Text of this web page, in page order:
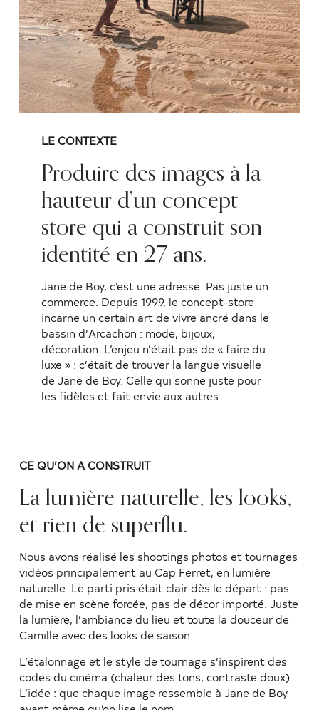
LE CONTEXTE
Produire des images à la
hauteur d’un concept-
store qui a construit son
identité en 27 ans.
Jane de Boy, c’est une adresse. Pas juste un
commerce. Depuis 1999, le concept-store
incarne un certain art de vivre ancré dans le
bassin d’Arcachon : mode, bijoux,
décoration. L’enjeu n’était pas de « faire du
luxe » : c’était de trouver la langue visuelle
de Jane de Boy. Celle qui sonne juste pour
les fidèles et fait envie aux autres.
CE QU’ON A CONSTRUIT
La lumière naturelle, les looks,
et rien de superflu.
Nous avons réalisé les shootings photos et tournages
vidéos principalement au Cap Ferret, en lumière
naturelle. Le parti pris était clair dès le départ : pas
de mise en scène forcée, pas de décor importé. Juste
la lumière, l’ambiance du lieu et toute la douceur de
Camille avec des looks de saison.
L’étalonnage et le style de tournage s’inspirent des
codes du cinéma (chaleur des tons, contraste doux).
L’idée : que chaque image ressemble à Jane de Boy